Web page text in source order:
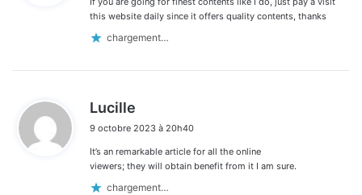
this website daily since it offers quality contents, thanks
chargement…
Lucille
t
:
9 octobre 2023 à 20h40
It’s an remarkable article for all the online
viewers; they will obtain benefit from it I am sure.
chargement…